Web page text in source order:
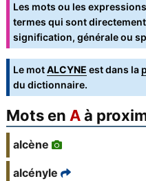
Les mots ou les
termes qui sont
signification, générale ou
Le motALCYNE est dans la
du dictionnaire.
Mots en Aà
alcène
alcényle